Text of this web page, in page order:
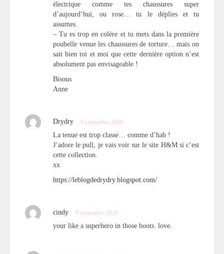
électrique comme tes chaussures super
d’aujourd’hui, ou rose… tu le déplies et tu
assumes.
– Tu es trop en colère et tu mets dans la première
poubelle venue les chaussures de torture… mais on
sait bien toi et moi que cette dernière option n’est
absolument pas envisageable !
Bisous
Anne
Drydry 9 septembre 2010
La tenue est trop classe… comme d’hab !
J’adore le pull, je vais voir sur le site H&M si c’est
cette collection.
xx
https://leblogdedrydry.blogspot.com/
cindy 9 septembre 2010
your like a superhero in those boots. love.